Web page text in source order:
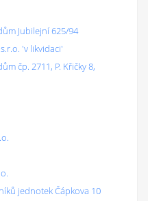
Jubilejní 625/94
'v likvidaci'
čp. 2711, P. Křičky 8,
jednotek Čápkova 10